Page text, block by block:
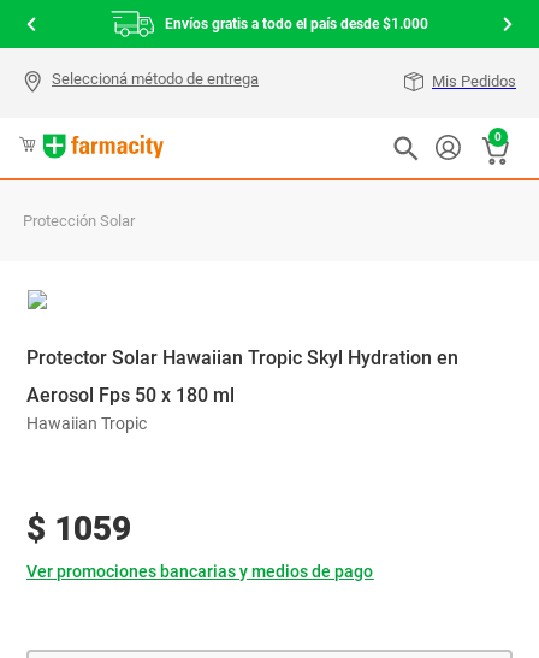
Envíos gratis a todo el país desde $1.000
Mis Pedidos
0
Protección Solar
Protector Solar Hawaiian Tropic Skyl Hydration en
Aerosol Fps 50 x 180 ml
Hawaiian Tropic
$ 1059
Ver promociones bancarias y medios de pago